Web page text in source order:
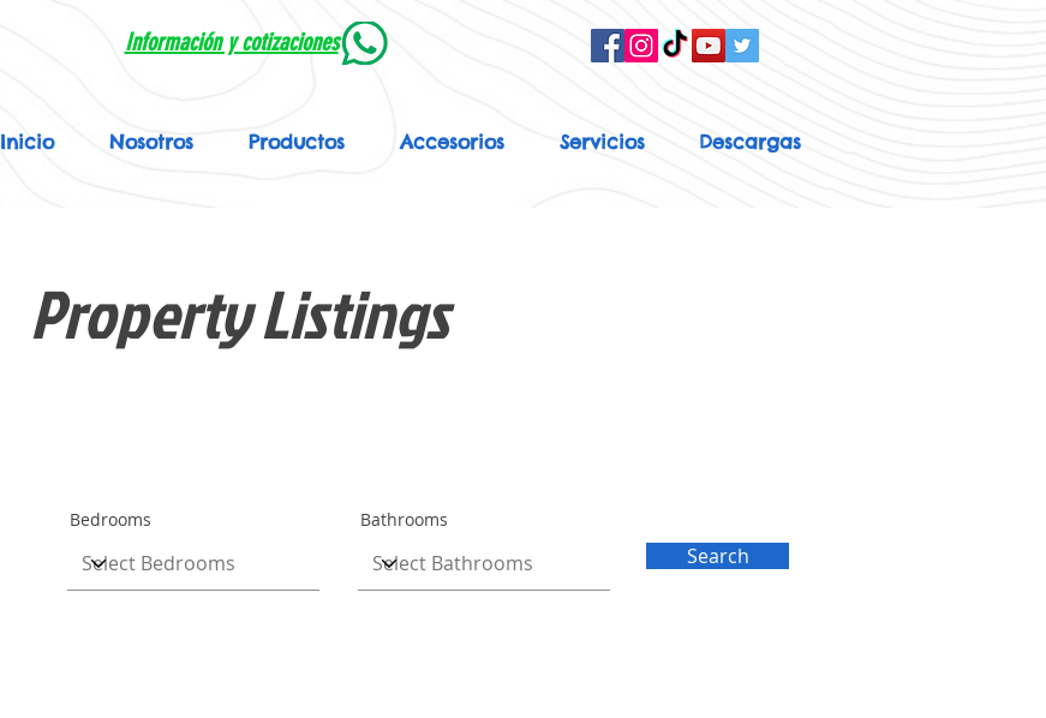
Información y cotizaciones
Inicio Nosotros Productos Accesorios Servicios Descargas
Property Listings
Bedrooms Bathrooms
Search